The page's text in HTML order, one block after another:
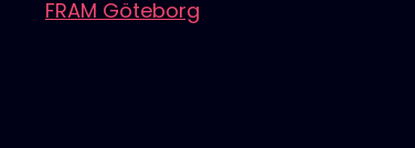
FRAM Göteborg